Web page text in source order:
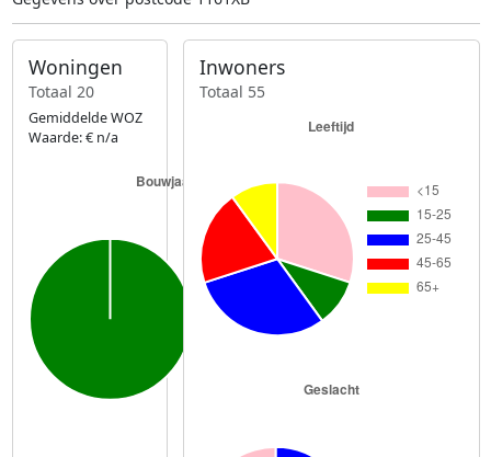
Woningen
Totaal 20
Gemiddelde WOZ
Waarde: € n/a
Inwoners
Totaal 55